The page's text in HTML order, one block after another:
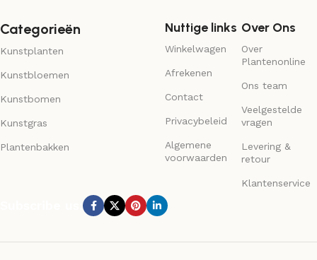
Categorieën
Kunstplanten
Kunstbloemen
Kunstbomen
Kunstgras
Plantenbakken
Nuttige links
Winkelwagen
Afrekenen
Contact
Privacybeleid
Algemene
voorwaarden
Over Ons
Over
Plantenonline
Ons team
Veelgestelde
vragen
Levering &
retour
Klantenservice